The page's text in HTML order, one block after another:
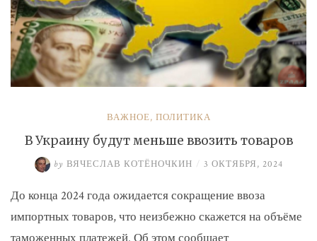
ВАЖНОЕ, ПОЛИТИКА
В Украину будут меньше ввозить товаров
by ВЯЧЕСЛАВ КОТЁНОЧКИН / 3 ОКТЯБРЯ, 2024
До конца 2024 года ожидается сокращение ввоза
импортных товаров, что неизбежно скажется на объёме